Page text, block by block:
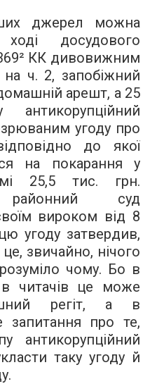
джерел можна
досудового
КК дивовижним
ч. 2, запобіжний
арешт, а 25
угоду про
до якої
на покарання у
25,5 тис. грн.
районний суд
вироком від 8
угоду затвердив,
звичайно, нічого
чому. Бо в
читачів це може
регіт, а в
запитання про те,
антикорупційний
таку угоду й